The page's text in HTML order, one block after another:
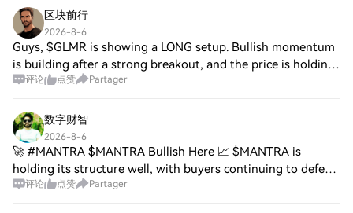
区块前行
2026-8-6
Guys, $GLMR is showing a LONG setup. Bullish momentum
is building after a strong breakout, and the price is holding
above the key support zone. If buyers maintain control, the
评论 点赞 Partager
数字财智
2026-8-6
🚀 #MANTRA $MANTRA Bullish Here 📈 $MANTRA is
holding its structure well, with buyers continuing to defend
key support. As long as this level holds, the trend favors the
评论 点赞 Partager